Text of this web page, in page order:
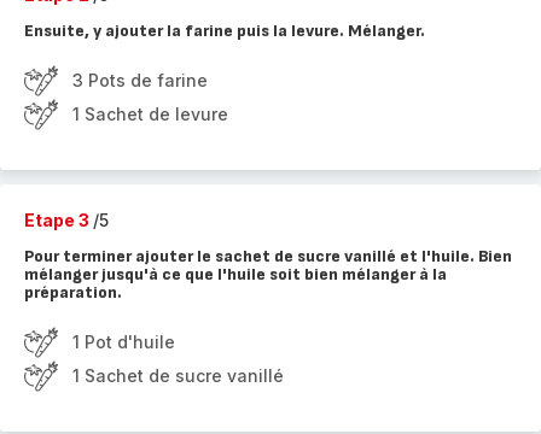
Ensuite, y ajouter la farine puis la levure. Mélanger.
3 Pots de farine
1 Sachet de levure
Etape 3 /5
Pour terminer ajouter le sachet de sucre vanillé et l'huile. Bien
mélanger jusqu'à ce que l'huile soit bien mélanger à la
préparation.
1 Pot d'huile
1 Sachet de sucre vanillé